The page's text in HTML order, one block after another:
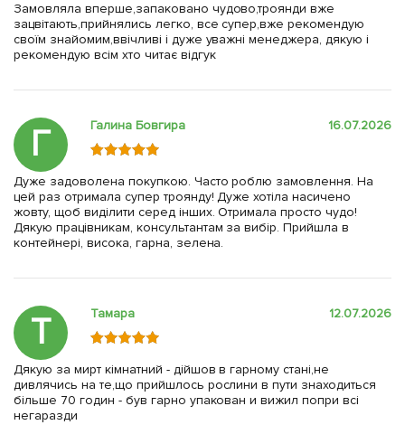
Замовляла вперше,запаковано чудово,троянди вже
зацвітають,прийнялись легко, все супер,вже рекомендую
своїм знайомим,ввічливі і дуже уважні менеджера, дякую і
рекомендую всім хто читає відгук
Г Галина Бовгира 16.07.2026
Дуже задоволена покупкою. Часто роблю замовлення. На
цей раз отримала супер троянду! Дуже хотіла насичено
жовту, щоб виділити серед інших. Отримала просто чудо!
Дякую працівникам, консультантам за вибір. Прийшла в
контейнері, висока, гарна, зелена.
Т Тамара 12.07.2026
Дякую за мирт кімнатний - дійшов в гарному стані,не
дивлячись на те,що прийшлось рослини в пути знаходиться
більше 70 годин - був гарно упакован и вижил попри всі
негаразди